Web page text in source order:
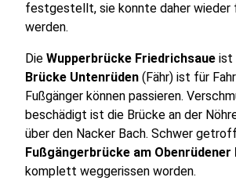
festgestellt, sie konnte daher wieder
werden.
Die Wupperbrücke Friedrichsaue ist
Brücke Untenrüden (Fähr) ist für
Fußgänger können passieren.
beschädigt ist die Brücke an der
über den Nacker Bach. Schwer
Fußgängerbrücke am
komplett weggerissen worden.